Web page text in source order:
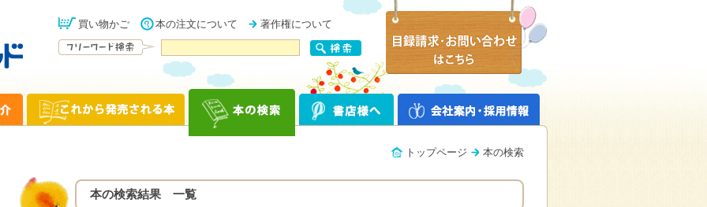
買い物かご 本の注文について 著作権について
トップページ 本の検索
本の検索結果 一覧